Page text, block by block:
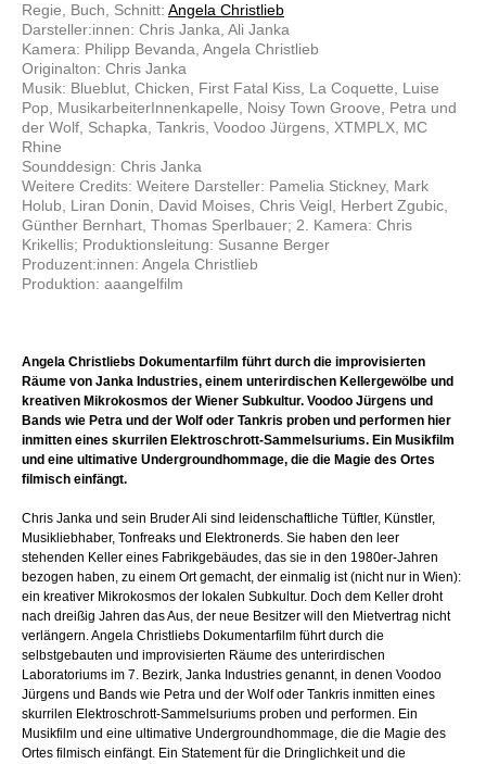
Regie, Buch, Schnitt: Angela Christlieb
Darsteller:innen: Chris Janka, Ali Janka
Kamera: Philipp Bevanda, Angela Christlieb
Originalton: Chris Janka
Musik: Blueblut, Chicken, First Fatal Kiss, La Coquette, Luise
Pop, MusikarbeiterInnenkapelle, Noisy Town Groove, Petra und
der Wolf, Schapka, Tankris, Voodoo Jürgens, XTMPLX, MC
Rhine
Sounddesign: Chris Janka
Weitere Credits: Weitere Darsteller: Pamelia Stickney, Mark
Holub, Liran Donin, David Moises, Chris Veigl, Herbert Zgubic,
Günther Bernhart, Thomas Sperlbauer; 2. Kamera: Chris
Krikellis; Produktionsleitung: Susanne Berger
Produzent:innen: Angela Christlieb
Produktion: aaangelfilm
Angela Christliebs Dokumentarfilm führt durch die improvisierten
Räume von Janka Industries, einem unterirdischen Kellergewölbe und
kreativen Mikrokosmos der Wiener Subkultur. Voodoo Jürgens und
Bands wie Petra und der Wolf oder Tankris proben und performen hier
inmitten eines skurrilen Elektroschrott-Sammelsuriums. Ein Musikfilm
und eine ultimative Undergroundhommage, die die Magie des Ortes
filmisch einfängt.
Chris Janka und sein Bruder Ali sind leidenschaftliche Tüftler, Künstler,
Musikliebhaber, Tonfreaks und Elektronerds. Sie haben den leer
stehenden Keller eines Fabrikgebäudes, das sie in den 1980er-Jahren
bezogen haben, zu einem Ort gemacht, der einmalig ist (nicht nur in Wien):
ein kreativer Mikrokosmos der lokalen Subkultur. Doch dem Keller droht
nach dreißig Jahren das Aus, der neue Besitzer will den Mietvertrag nicht
verlängern. Angela Christliebs Dokumentarfilm führt durch die
selbstgebauten und improvisierten Räume des unterirdischen
Laboratoriums im 7. Bezirk, Janka Industries genannt, in denen Voodoo
Jürgens und Bands wie Petra und der Wolf oder Tankris inmitten eines
skurrilen Elektroschrott-Sammelsuriums proben und performen. Ein
Musikfilm und eine ultimative Undergroundhommage, die die Magie des
Ortes filmisch einfängt. Ein Statement für die Dringlichkeit und die